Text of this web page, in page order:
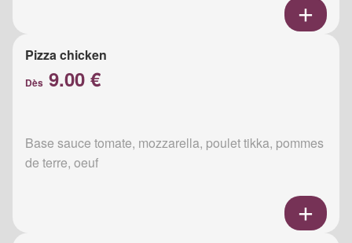
Pizza chicken
Dès 9.00 €
Base sauce tomate, mozzarella, poulet tikka, pommes
de terre, oeuf